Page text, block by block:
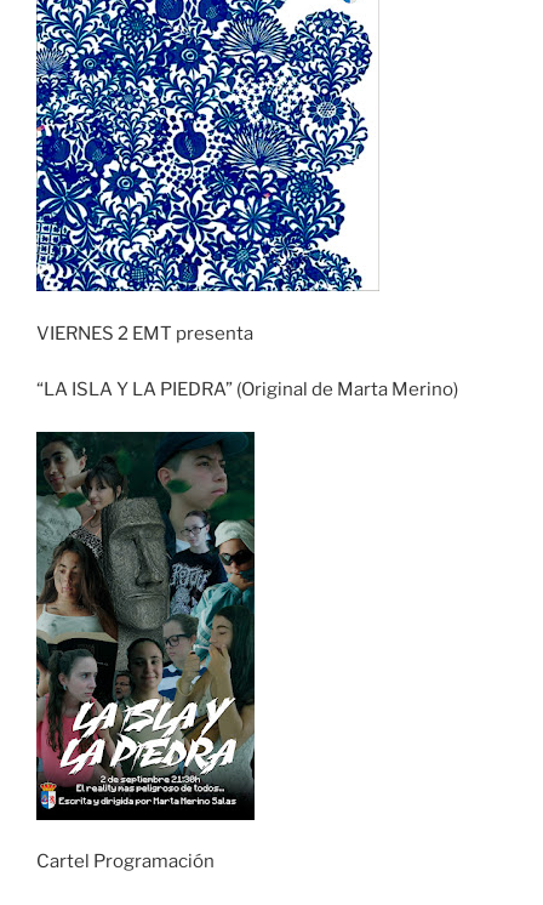
VIERNES 2 EMT presenta
“LA ISLA Y LA PIEDRA” (Original de Marta Merino)
Cartel Programación